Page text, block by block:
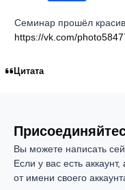
Семинар прошёл
https://vk.com/
Цитата
Вы можете написать
Если у вас есть аккаунт,
от имени своего